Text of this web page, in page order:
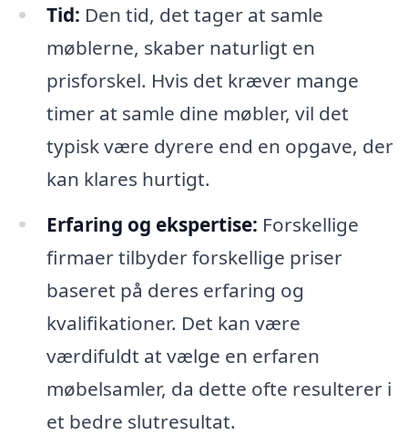
Tid: Den tid, det tager at samle
møblerne, skaber naturligt en
prisforskel. Hvis det kræver mange
timer at samle dine møbler, vil det
typisk være dyrere end en opgave, der
kan klares hurtigt.
Erfaring og ekspertise: Forskellige
firmaer tilbyder forskellige priser
baseret på deres erfaring og
kvalifikationer. Det kan være
værdifuldt at vælge en erfaren
møbelsamler, da dette ofte resulterer i
et bedre slutresultat.